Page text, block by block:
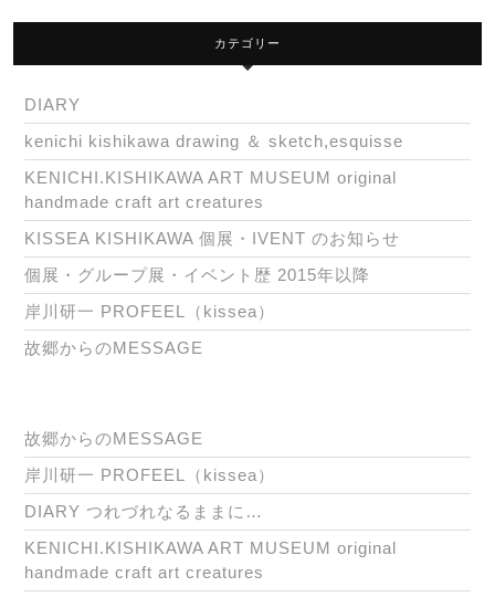
カテゴリー
DIARY
kenichi kishikawa drawing ＆ sketch,esquisse
KENICHI.KISHIKAWA ART MUSEUM original
handmade craft art creatures
KISSEA KISHIKAWA 個展・IVENT のお知らせ
個展・グループ展・イベント歴 2015年以降
岸川研一 PROFEEL（kissea）
故郷からのMESSAGE
故郷からのMESSAGE
岸川研一 PROFEEL（kissea）
DIARY つれづれなるままに…
KENICHI.KISHIKAWA ART MUSEUM original
handmade craft art creatures